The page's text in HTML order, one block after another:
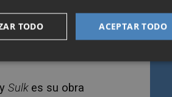
Sulk es su obra
ACEPTAR TODO
TODO